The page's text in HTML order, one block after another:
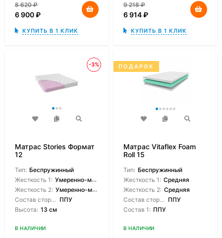
8 620₽
6 900₽
КУПИТЬ В 1 КЛИК
9 218₽
6 914₽
КУПИТЬ В 1 КЛИК
-3%
Матрас Stories Формат
12
Тип: Беспружинный
Жесткость 1: Умеренно-мягкая
Жесткость 2: Умеренно-мягкая
Состав сторон: ППУ
Высота: 13 см
В НАЛИЧИИ
ПОДАРОК
Матрас Vitaflex Foam
Roll 15
Тип: Беспружинный
Жесткость 1: Средняя
Жесткость 2: Средняя
Состав сторон: ППУ
Состав 1: ППУ
В НАЛИЧИИ